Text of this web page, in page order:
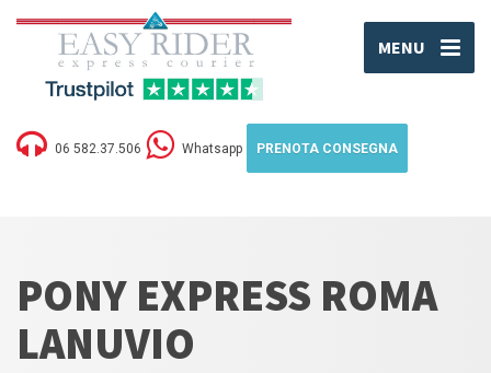
MENU
06 582.37.506 Whatsapp PRENOTA CONSEGNA
PONY EXPRESS ROMA
LANUVIO